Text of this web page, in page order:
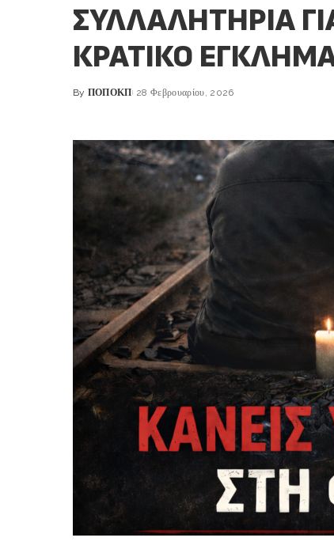
ΣΥΛΛΑΛΗΤΗΡΙΑ
ΚΡΑΤΙΚΟ
Posted
By ΠΟΠΟΚΠ 28 Φεβρουαρίου, 2026